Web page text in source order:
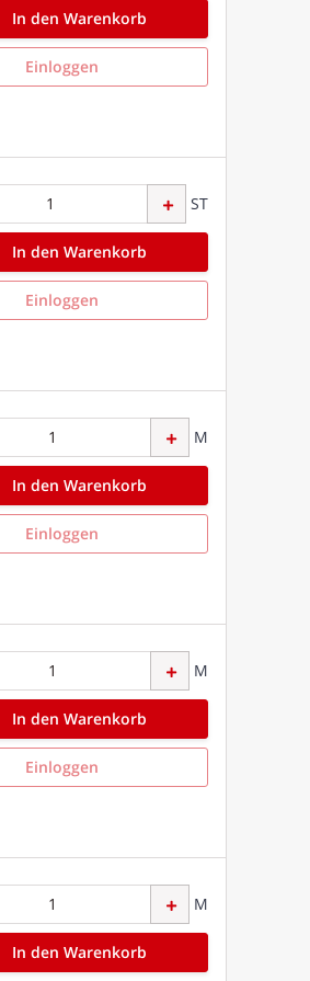
In den Warenkorb
Einloggen
ST
In den Warenkorb
Einloggen
M
In den Warenkorb
Einloggen
M
In den Warenkorb
Einloggen
M
In den Warenkorb